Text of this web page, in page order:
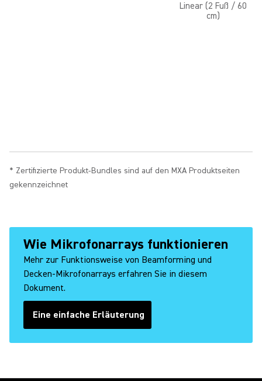
Linear (2 Fuß / 60
cm)
* Zertifizierte Produkt-Bundles sind auf den MXA Produktseiten
gekennzeichnet
Wie Mikrofonarrays funktionieren
Mehr zur Funktionsweise von Beamforming und
Decken-Mikrofonarrays erfahren Sie in diesem
Dokument.
Eine einfache Erläuterung
(Opens in a new tab)